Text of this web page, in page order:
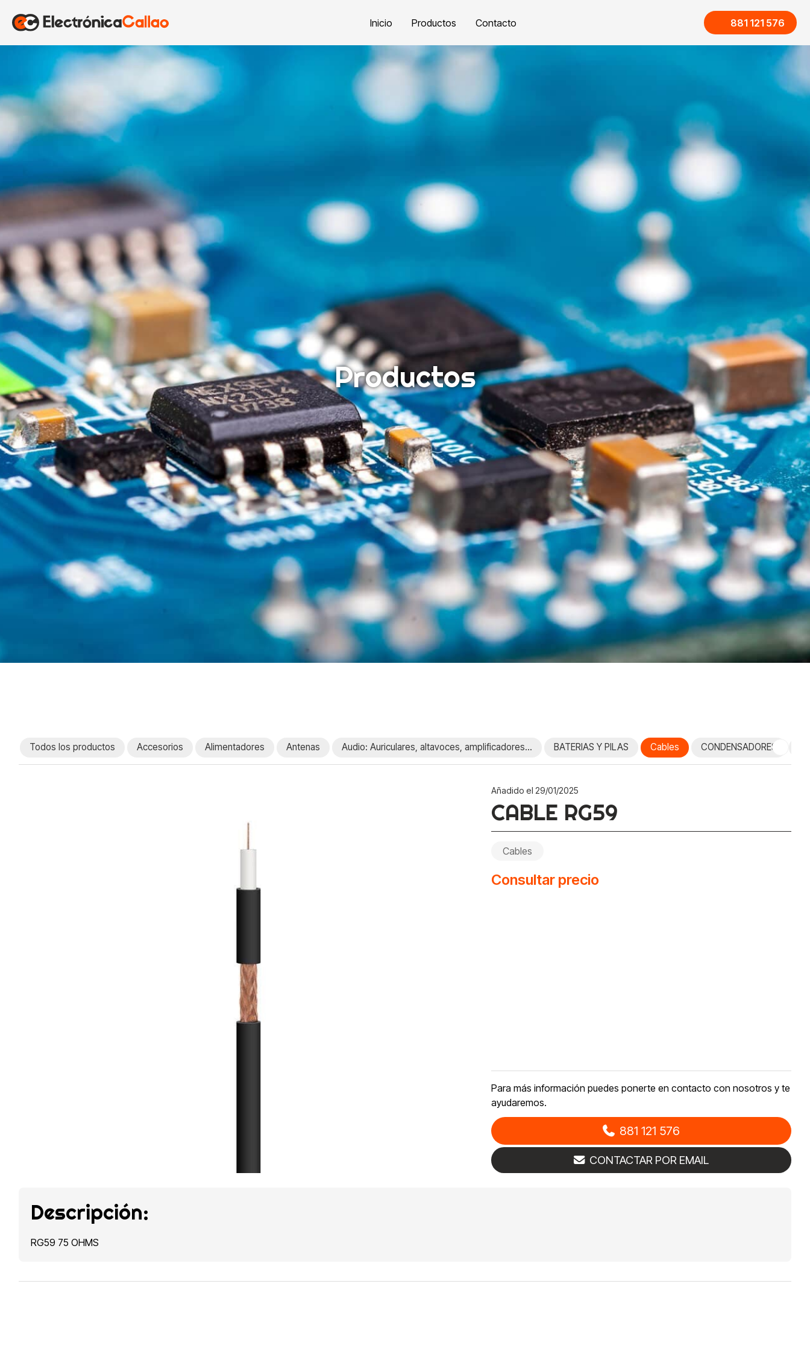
Inicio Productos Contacto 881 121 576
Productos
Todos los productos Accesorios Alimentadores Antenas Audio: Auriculares, altavoces, amplificadores... BATERIAS Y PILAS Cables CONDENSADORES
CABLE RG59
Cables
Añadido el 29/01/2025
Consultar precio
Para más información puedes ponerte en contacto con nosotros y te
ayudaremos.
881 121 576
CONTACTAR POR EMAIL
Descripción:
RG59 75 OHMS